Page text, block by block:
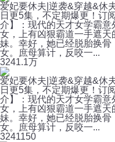
爱妃要休夫|逆袭&穿越&休
日更5集，不定期爆更！订
介】：现代的天才女学霸
女，上有凶狠霸道一手遮
妹。幸好，她已经脱胎换
女。庶母算计，反咬一...
3241.1万
爱妃要休夫|逆袭&穿越&休
日更5集，不定期爆更！订
介】：现代的天才女学霸
女，上有凶狠霸道一手遮
妹。幸好，她已经脱胎换
女。庶母算计，反咬一...
3241150